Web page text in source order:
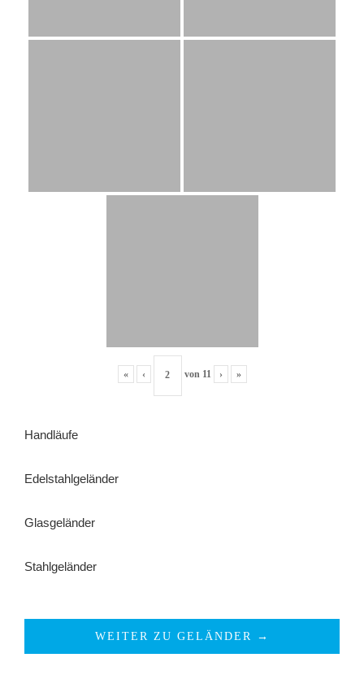
« ‹ von 11 › »
Handläufe
Edelstahlgeländer
Glasgeländer
Stahlgeländer
WEITER ZU GELÄNDER →